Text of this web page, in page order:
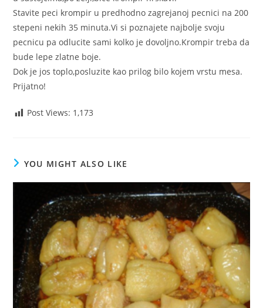
Stavite peci krompir u predhodno zagrejanoj pecnici na 200
stepeni nekih 35 minuta.Vi si poznajete najbolje svoju
pecnicu pa odlucite sami kolko je dovoljno.Krompir treba da
bude lepe zlatne boje.
Dok je jos toplo,posluzite kao prilog bilo kojem vrstu mesa.
Prijatno!
Post Views: 1,173
YOU MIGHT ALSO LIKE